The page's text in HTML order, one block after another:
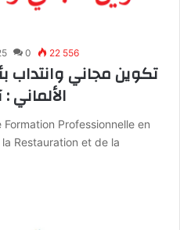
0 22 556
تكوين مجاني وانتداب
الألماني : آخر
Professionnelle en
Restauration et de la